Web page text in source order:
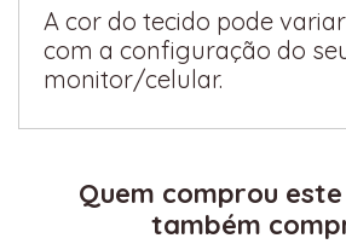
A cor do tecido pode
com a configuração do
monitor/celular.
Quem comprou
também